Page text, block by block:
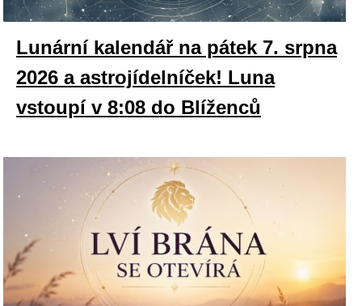
Lunární kalendář na pátek 7. srpna
2026 a astrojídelníček! Luna
vstoupí v 8:08 do Blíženců